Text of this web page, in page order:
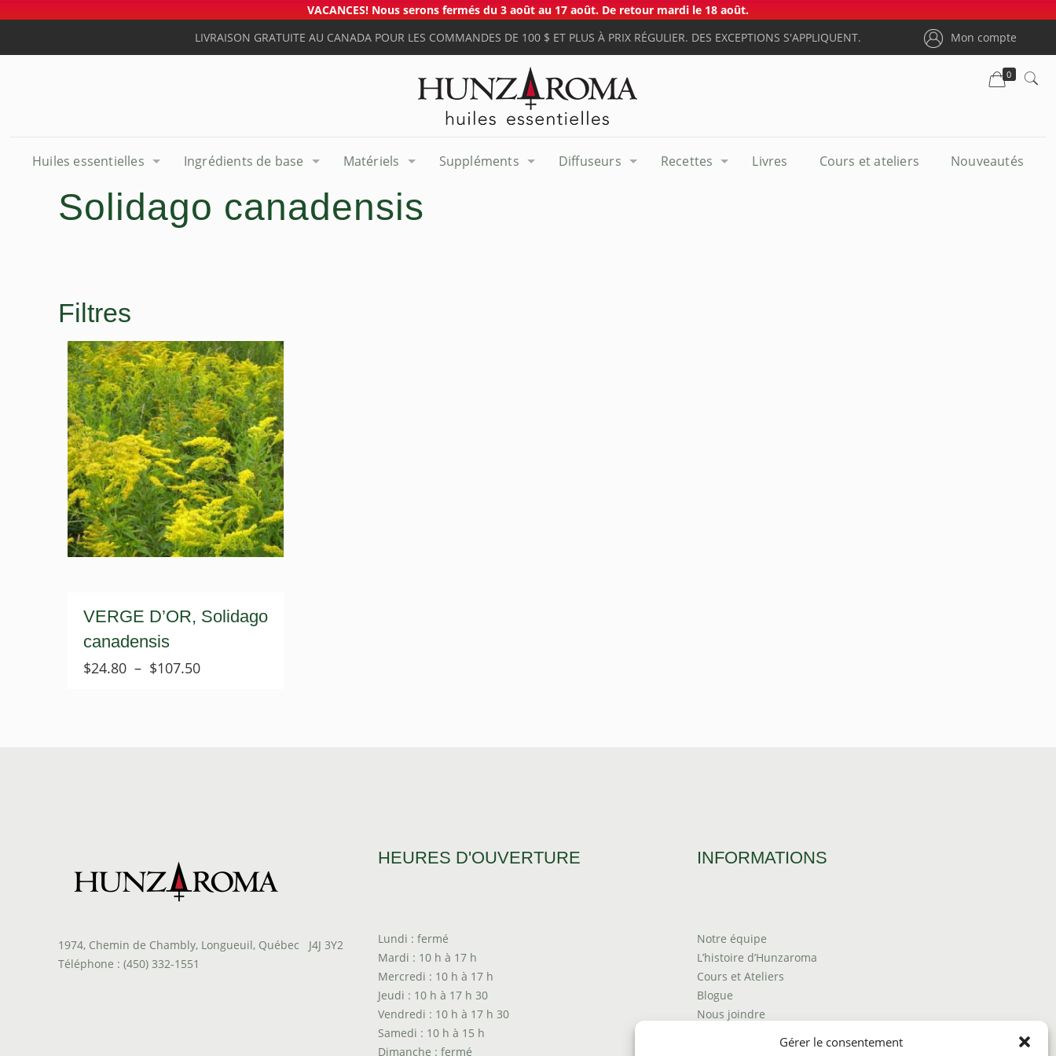
Gérer le consentement
VACANCES! Nous serons fermés du 3 août au 17 août. De retour mardi le 18 août.
LIVRAISON GRATUITE AU CANADA POUR LES COMMANDES DE 100 $ ET PLUS À PRIX RÉGULIER. DES EXCEPTIONS S'APPLIQUENT.
Mon compte
Huiles essentielles Ingrédients de base Matériels Suppléments Diffuseurs Recettes Livres Cours et ateliers Nouveautés
0
Solidago canadensis
Filtres
VERGE D’OR, Solidago
canadensis
$24.80 – $107.50Plage
1974, Chemin de Chambly, Longueuil, Québec J4J 3Y2
Téléphone : (450) 332-1551
HEURES D'OUVERTURE
Lundi : fermé
Mardi : 10 h à 17 h
Mercredi : 10 h à 17 h
Jeudi : 10 h à 17 h 30
Vendredi : 10 h à 17 h 30
Samedi : 10 h à 15 h
Dimanche : fermé
INFORMATIONS
Notre équipe
L’histoire d’Hunzaroma
Cours et Ateliers
Blogue
Nous joindre
Politique de frais d'envoi